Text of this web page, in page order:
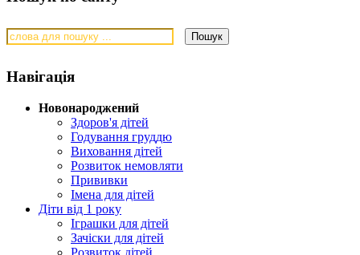
Навігація
Новонароджений
Здоров'я дітей
Годування груддю
Виховання дітей
Розвиток немовляти
Прививки
Імена для дітей
Діти від 1 року
Іграшки для дітей
Зачіски для дітей
Розвиток дітей